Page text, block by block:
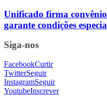
Unificado firma
garante condições
Siga-nos
FacebookCurtir
TwitterSeguir
InstagramSeguir
YoutubeInscrever